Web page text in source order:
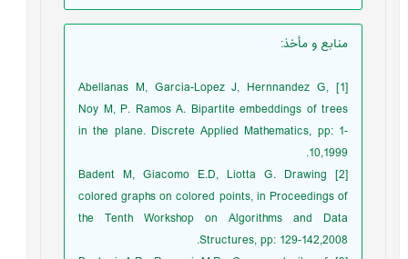
منابع و مأخذ:
[1] Abellanas M, Garcia-Lopez J, Hernnandez G,
Noy M, P. Ramos A. Bipartite embeddings of trees
in the plane. Discrete Applied Mathematics, pp: 1-
10,1999.
[2] Badent M, Giacomo E.D, Liotta G. Drawing
colored graphs on colored points, in Proceedings of
the Tenth Workshop on Algorithms and Data
Structures, pp: 129-142,2008.